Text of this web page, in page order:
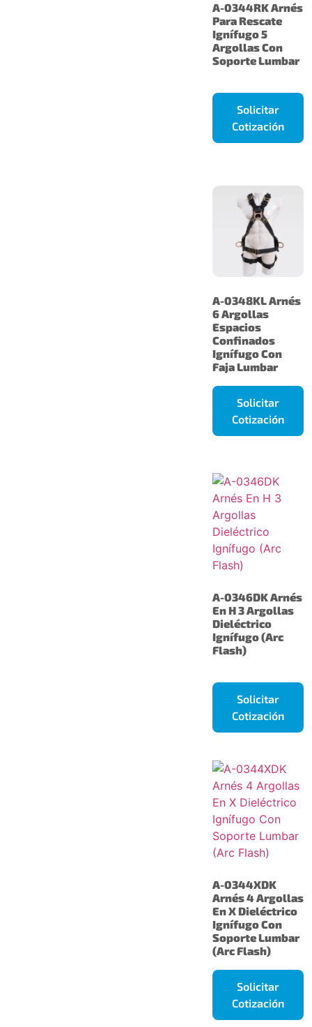
A-0344RK Arnés
Para Rescate
Ignífugo 5
Argollas Con
Soporte Lumbar
Solicitar
Cotización
A-0348KL Arnés
6 Argollas
Espacios
Confinados
Ignífugo Con
Faja Lumbar
Solicitar
Cotización
A-0346DK Arnés
En H 3 Argollas
Dieléctrico
Ignífugo (Arc
Flash)
Solicitar
Cotización
A-0344XDK
Arnés 4 Argollas
En X Dieléctrico
Ignífugo Con
Soporte Lumbar
(Arc Flash)
Solicitar
Cotización